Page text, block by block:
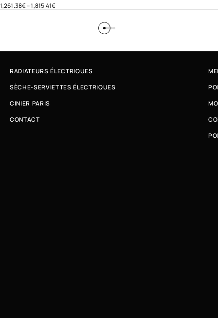
1,261.38€–1,815.41€
RADIATEURS ÉLECTRIQUES
SÈCHE-SERVIETTES ÉLECTRIQUES
CINIER PARIS
CONTACT